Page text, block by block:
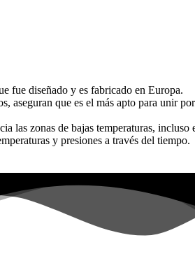
fue diseñado y es fabricado en Europa.
que es el más apto para unir
las zonas de bajas temperaturas, incluso
y presiones a través del tiempo.